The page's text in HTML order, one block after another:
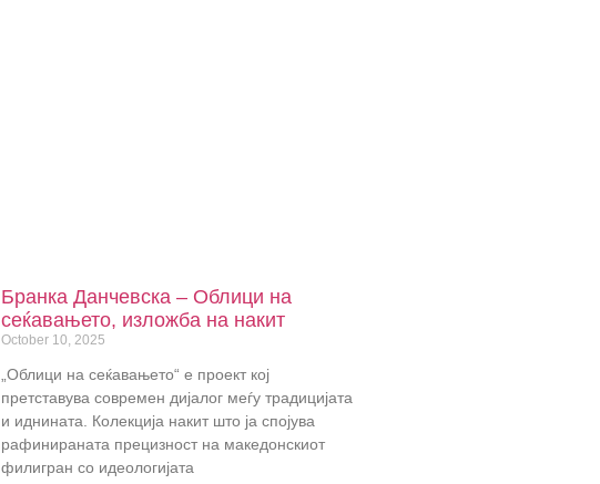
Бранка Данчевска – Облици на
сеќавањето, изложба на накит
October 10, 2025
„Облици на сеќавањето“ е проект кој
претставува современ дијалог меѓу традицијата
и иднината. Колекција накит што ја спојува
рафинираната прецизност на македонскиот
филигран со идеологијата